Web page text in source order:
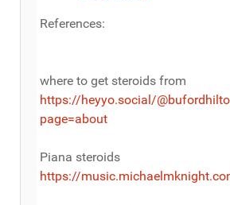
References:
where to get steroids from
https://heyyo.social/
page=about
Piana steroids
https://